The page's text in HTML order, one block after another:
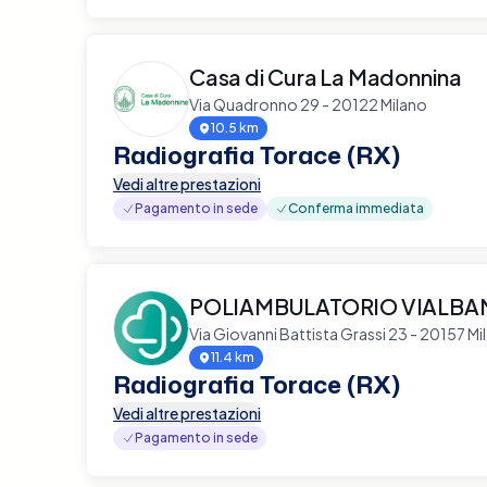
Casa di Cura La Madonnina
Via Quadronno 29 - 20122 Milano
10.5 km
Radiografia Torace (RX)
Vedi altre prestazioni
Pagamento in sede Conferma immediata
POLIAMBULATORIO
Via Giovanni Battista Grassi 23 - 20157
11.4 km
Radiografia Torace (RX)
Vedi altre prestazioni
Pagamento in sede